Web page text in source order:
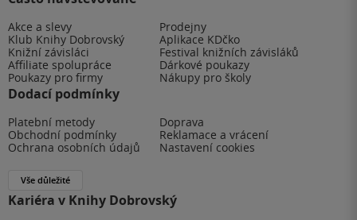
Akce a slevy
Prodejny
Klub Knihy Dobrovský
Aplikace KDčko
Knižní závisláci
Festival knižních závisláků
Affiliate spolupráce
Dárkové poukazy
Poukazy pro firmy
Nákupy pro školy
Dodací podmínky
Platební metody
Doprava
Obchodní podmínky
Reklamace a vrácení
Ochrana osobních údajů
Nastavení cookies
Vše důležité
Kariéra v Knihy Dobrovský